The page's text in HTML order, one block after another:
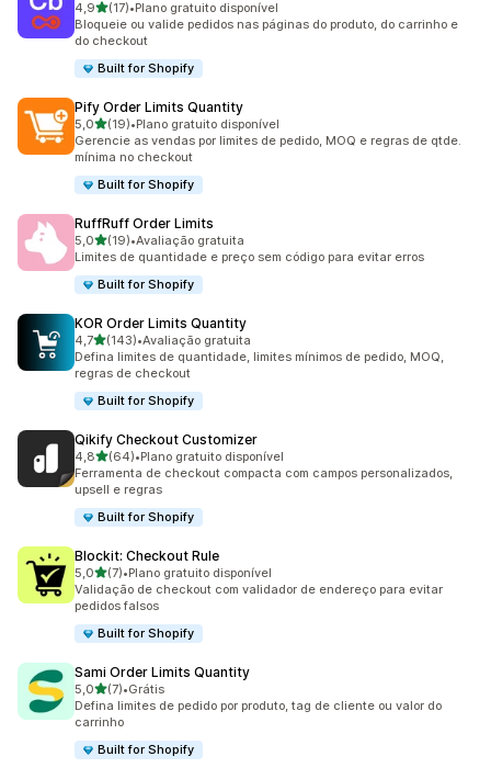
4,9de 5 estrelas
(17)
17 avaliações ao todo
•Plano gratuito disponível
Bloqueie ou valide pedidos nas páginas do produto, do carrinho e
do checkout
Built for Shopify
Pify Order Limits Quantity
5,0de 5 estrelas
(19)
19 avaliações ao todo
•Plano gratuito disponível
Gerencie as vendas por limites de pedido, MOQ e regras de qtde.
mínima no checkout
Built for Shopify
RuffRuff Order Limits
5,0de 5 estrelas
(19)
19 avaliações ao todo
•Avaliação gratuita
Limites de quantidade e preço sem código para evitar erros
Built for Shopify
KOR Order Limits Quantity
4,7de 5 estrelas
(143)
143 avaliações ao todo
•Avaliação gratuita
Defina limites de quantidade, limites mínimos de pedido, MOQ,
regras de checkout
Built for Shopify
Qikify Checkout Customizer
4,8de 5 estrelas
(64)
64 avaliações ao todo
•Plano gratuito disponível
Ferramenta de checkout compacta com campos personalizados,
upsell e regras
Built for Shopify
Blockit: Checkout Rule
5,0de 5 estrelas
(7)
7 avaliações ao todo
•Plano gratuito disponível
Validação de checkout com validador de endereço para evitar
pedidos falsos
Built for Shopify
Sami Order Limits Quantity
5,0de 5 estrelas
(7)
7 avaliações ao todo
•Grátis
Defina limites de pedido por produto, tag de cliente ou valor do
carrinho
Built for Shopify